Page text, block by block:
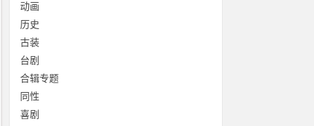
动画
历史
古装
台剧
合辑专题
同性
喜剧